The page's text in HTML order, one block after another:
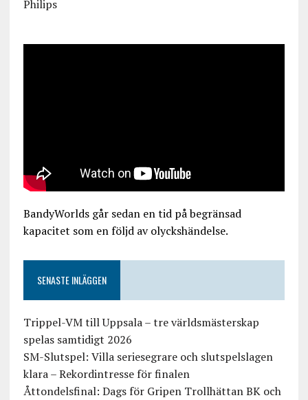
Philips
BandyWorlds går sedan en tid på begränsad
kapacitet som en följd av olyckshändelse.
SENASTE INLÄGGEN
Trippel-VM till Uppsala – tre världsmästerskap
spelas samtidigt 2026
SM-Slutspel: Villa seriesegrare och slutspelslagen
klara – Rekordintresse för finalen
Åttondelsfinal: Dags för Gripen Trollhättan BK och